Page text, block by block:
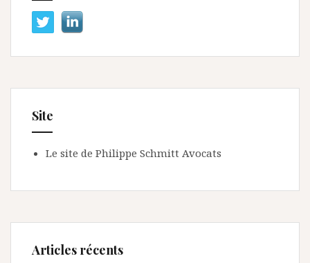
Site
Le site de Philippe Schmitt Avocats
Articles récents